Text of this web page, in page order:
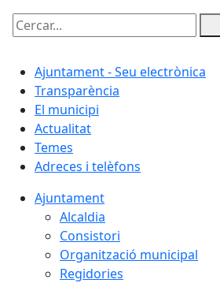
Cercar:
Ajuntament - Seu electrònica
Transparència
El municipi
Actualitat
Temes
Adreces i telèfons
Ajuntament
Alcaldia
Consistori
Organització municipal
Regidories